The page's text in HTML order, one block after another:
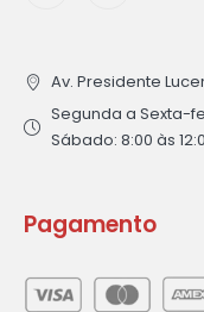
Av. Presidente
Segunda a Sexta-
Sábado: 8:00 às
Pagamento